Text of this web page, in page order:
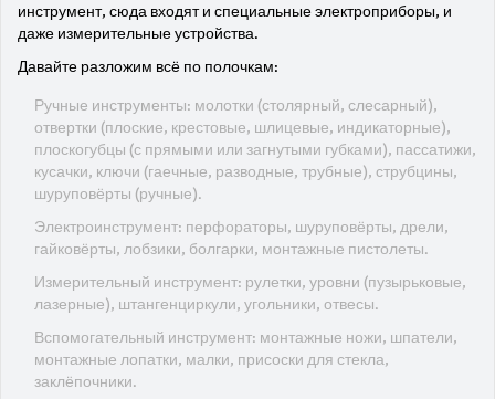
инструмент, сюда входят и специальные электроприборы, и
даже измерительные устройства.
Давайте разложим всё по полочкам:
Ручные инструменты: молотки (столярный, слесарный),
отвертки (плоские, крестовые, шлицевые, индикаторные),
плоскогубцы (с прямыми или загнутыми губками), пассатижи,
кусачки, ключи (гаечные, разводные, трубные), струбцины,
шуруповёрты (ручные).
Электроинструмент: перфораторы, шуруповёрты, дрели,
гайковёрты, лобзики, болгарки, монтажные пистолеты.
Измерительный инструмент: рулетки, уровни (пузырьковые,
лазерные), штангенциркули, угольники, отвесы.
Вспомогательный инструмент: монтажные ножи, шпатели,
монтажные лопатки, малки, присоски для стекла,
заклёпочники.